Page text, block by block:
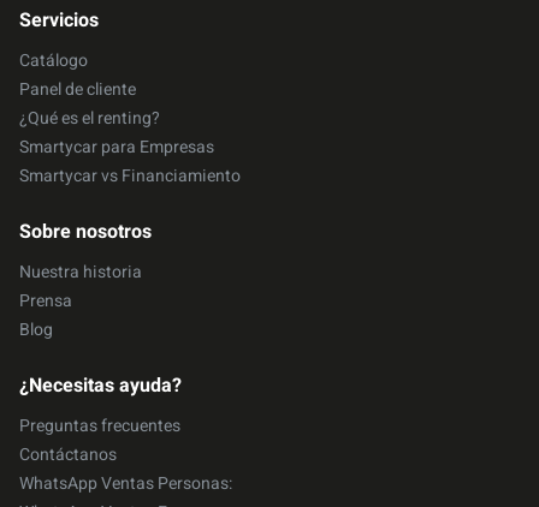
Servicios
Catálogo
Panel de cliente
¿Qué es el renting?
Smartycar para Empresas
Smartycar vs Financiamiento
Sobre nosotros
Nuestra historia
Prensa
Blog
¿Necesitas ayuda?
Preguntas frecuentes
Contáctanos
WhatsApp Ventas Personas: